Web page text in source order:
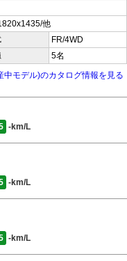
他
FR/4WD
5名
モデル)のカタログ情報を見る
-km/L
-km/L
-km/L